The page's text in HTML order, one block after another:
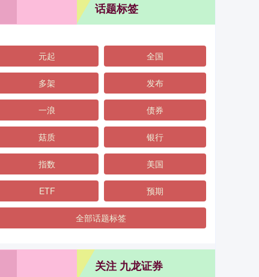
话题标签
元起 全国
多架 发布
一浪 债券
菇质 银行
指数 美国
ETF 预期
全部话题标签
关注 九龙证券